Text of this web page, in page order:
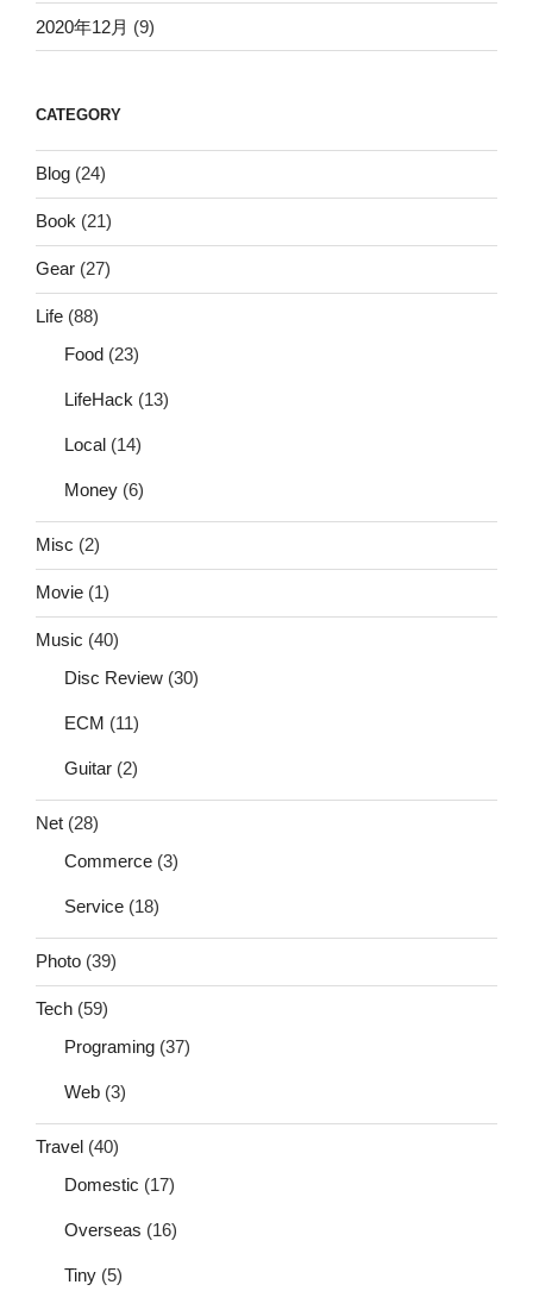
2020年12月 (9)
CATEGORY
Blog (24)
Book (21)
Gear (27)
Life (88)
Food (23)
LifeHack (13)
Local (14)
Money (6)
Misc (2)
Movie (1)
Music (40)
Disc Review (30)
ECM (11)
Guitar (2)
Net (28)
Commerce (3)
Service (18)
Photo (39)
Tech (59)
Programing (37)
Web (3)
Travel (40)
Domestic (17)
Overseas (16)
Tiny (5)